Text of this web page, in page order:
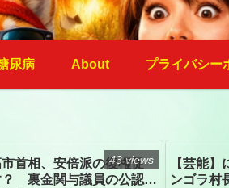
尿病 About プライバシー
首相、安倍派の復権促
？ 裏金関与議員の公認、
43 views
【芸能
ンゴラ村